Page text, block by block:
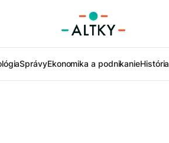
SprávyEkonomika a podnikanieHistória